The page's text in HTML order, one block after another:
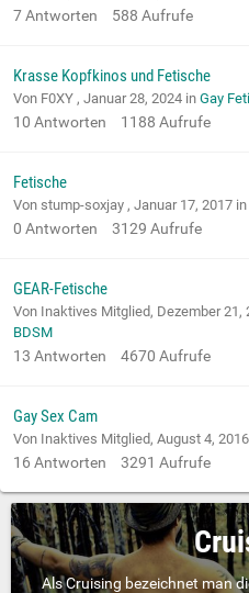
7Antworten 588 Aufrufe
Krasse Kopfkinos und Fetische
Von F0XY , Januar 28, 2024 in Gay
10 Antworten 1188 Aufrufe
Fetische
Von stump-soxjay , Januar 17, 2017 in
0 Antworten 3129 Aufrufe
GEAR-Fetische
Von Inaktives Mitglied, Dezember 21,
BDSM
13 Antworten 4670 Aufrufe
Gay Sex Cam
Von Inaktives Mitglied, August 4, 2016
16 Antworten 3291 Aufrufe
Als Cruising bezeichnet man